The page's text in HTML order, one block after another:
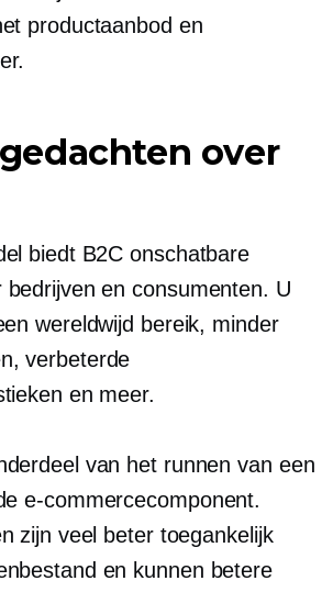
productaanbod en
over
biedt B2C onschatbare
bedrijven en consumenten. U
wereldwijd bereik, minder
verbeterde
en meer.
van het runnen van een
e-commercecomponent.
zijn veel beter toegankelijk
en kunnen betere